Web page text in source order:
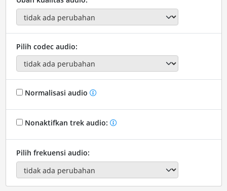
Pilih codec audio:
Normalisasi audio
Nonaktifkan trek audio:
Pilih frekuensi audio: